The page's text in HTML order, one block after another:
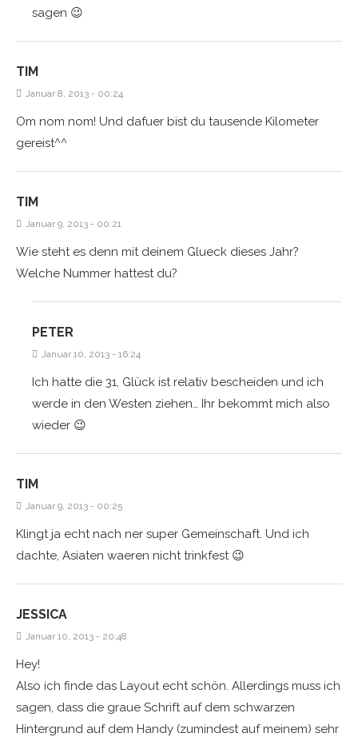
sagen 😉
TIM
Januar 8, 2013 - 00:24
Om nom nom! Und dafuer bist du tausende Kilometer
gereist^^
TIM
Januar 9, 2013 - 00:21
Wie steht es denn mit deinem Glueck dieses Jahr?
Welche Nummer hattest du?
PETER
Januar 10, 2013 - 16:24
Ich hatte die 31, Glück ist relativ bescheiden und ich
werde in den Westen ziehen… Ihr bekommt mich also
wieder 😉
TIM
Januar 9, 2013 - 00:25
Klingt ja echt nach ner super Gemeinschaft. Und ich
dachte, Asiaten waeren nicht trinkfest 😉
JESSICA
Januar 10, 2013 - 20:48
Hey!
Also ich finde das Layout echt schön. Allerdings muss ich
sagen, dass die graue Schrift auf dem schwarzen
Hintergrund auf dem Handy (zumindest auf meinem) sehr